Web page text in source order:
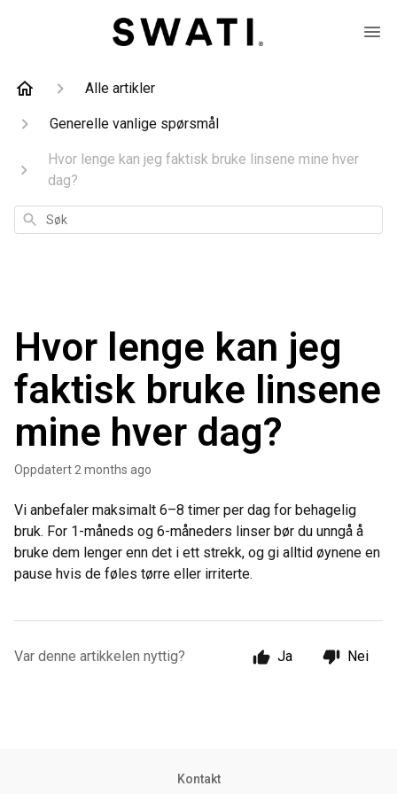
Alle artikler
Generelle vanlige spørsmål
Hvor lenge kan jeg faktisk bruke linsene mine hver
dag?
Søk
Hvor lenge kan jeg
faktisk bruke linsene
mine hver dag?
Oppdatert2 months ago
Vi anbefaler maksimalt 6–8 timer per dag for behagelig
bruk. For 1-måneds og 6-måneders linser bør du unngå å
bruke dem lenger enn det i ett strekk, og gi alltid øynene en
pause hvis de føles tørre eller irriterte.
Var denne artikkelen nyttig? Ja Nei
Kontakt